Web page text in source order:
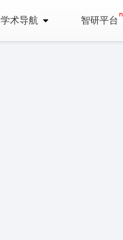
学术导航 智研平台